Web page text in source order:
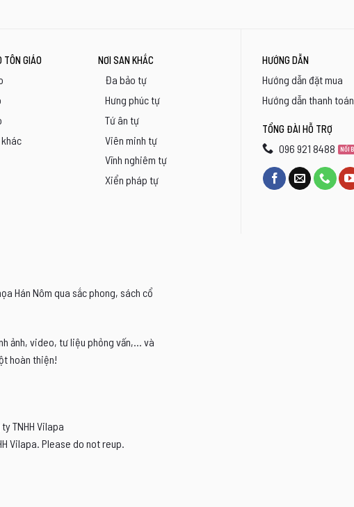
TÔN GIÁO NƠI SAN KHẮC
Đa bảo tự
Hưng phúc tự
Tứ ân tự
Viên minh tự
Vĩnh nghiêm tự
Xiển pháp tự
HƯỚNG DẪN
Hướng dẫn đặt mua
Hướng dẫn thanh toán
TỔNG ĐÀI HỖ TRỢ
096 921 8488
Hán Nôm qua sắc phong, sách cổ
ảnh, video, tư liệu phỏng vấn,... và
hoàn thiện!
TNHH Vilapa
Vilapa. Please do not reup.